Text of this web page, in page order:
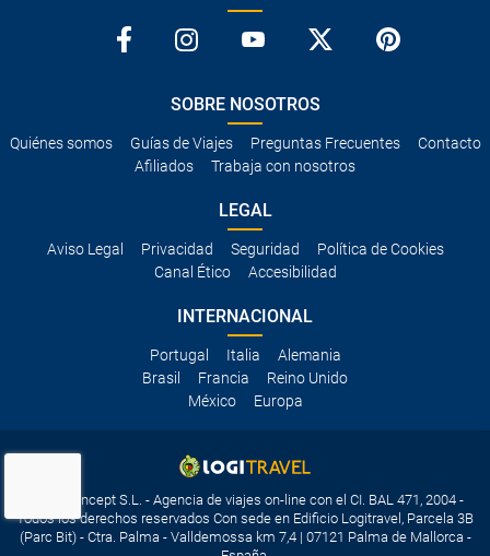
SOBRE NOSOTROS
Quiénes somos Guías de Viajes Preguntas Frecuentes
Contacto
Afiliados
Trabaja con nosotros
LEGAL
Aviso Legal Privacidad Seguridad
Política de Cookies
Canal Ético
Accesibilidad
INTERNACIONAL
Portugal Italia
Alemania
Brasil
Francia
Reino Unido
México
Europa
Travelconcept S.L. - Agencia de viajes on-line con el CI. BAL 471, 2004 -
Todos los derechos reservados Con sede en Edificio Logitravel, Parcela 3B
(Parc Bit) - Ctra. Palma - Valldemossa km 7,4 | 07121 Palma de Mallorca -